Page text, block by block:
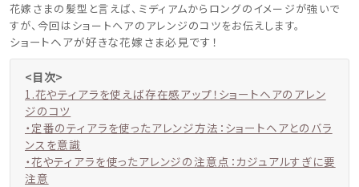
花嫁さまの髪型と言えば、ミディアムからロングのイメージが強いで
すが、今回はショートヘアのアレンジのコツをお伝えします。
ショートヘアが好きな花嫁さま必見です！
<目次>
1.花やティアラを使えば存在感アップ！ショートヘアのアレン
ジのコツ
・定番のティアラを使ったアレンジ方法：ショートヘアとのバラ
ンスを意識
・花やティアラを使ったアレンジの注意点：カジュアルすぎに要
注意